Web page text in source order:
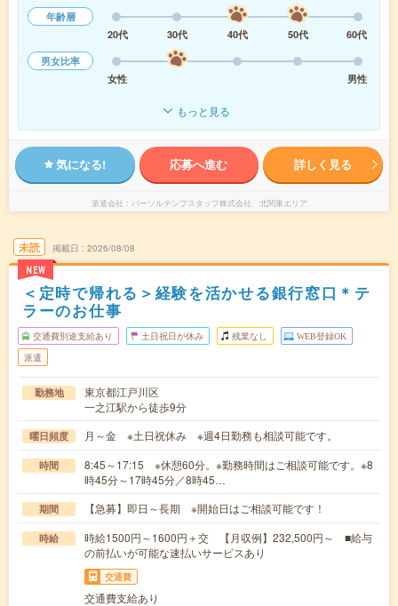
年齢層
20代
30代 40代 50代
60代
男女比率
女性
男性
もっと見る
気になる! 応募へ進む 詳しく見る
派遣会社 パーソルテンプスタッフ株式会社 北関東エリア
未読
NEW
掲載日 2026/08/08
＜定時で帰れる＞経験を活かせる銀行窓口＊テ
ラーのお仕事
交通費別途支給あり 土日祝日が休み 残業なし WEB登録OK
派遣
勤務地
東京都江戸川区
一之江駅から徒歩9分
曜日頻度 月～金 ※土日祝休み ※週4日勤務も相談可能です。
時間
8:45～17:15 ※休憩60分。※勤務時間はご相談可能です。※8
時45分～17時45分／8時45…
期間 【急募】即日～長期 ※開始日はご相談可能です！
時給
時給1500円～1600円＋交 【月収例】232,500円～ ■給与
の前払いが可能な速払いサービスあり
交通費
交通費支給あり